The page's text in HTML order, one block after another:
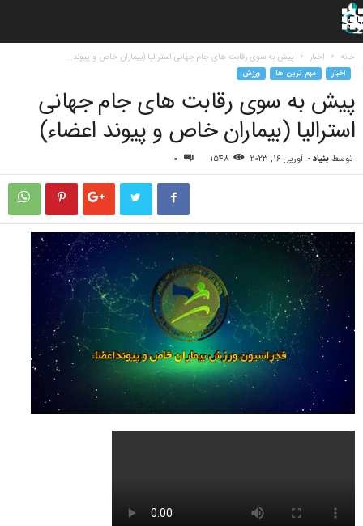
خانه اخبار پیش به سوی رقابت های جام جهانی استرالیا (بیماران خاص و پیوند...
اخبار مهم ترین ها ورزش
پیش به سوی رقابت های جام جهانی
استرالیا (بیماران خاص و پیوند اعضاء)
توسط بنیاد- آوریل 16, 2023 1548
0